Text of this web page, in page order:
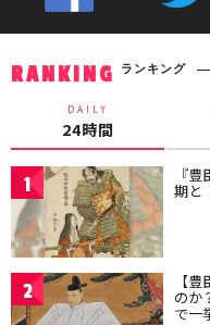
RANKING ランキング
DAILY
24時間
1 『
期と
2 【
のか
で一